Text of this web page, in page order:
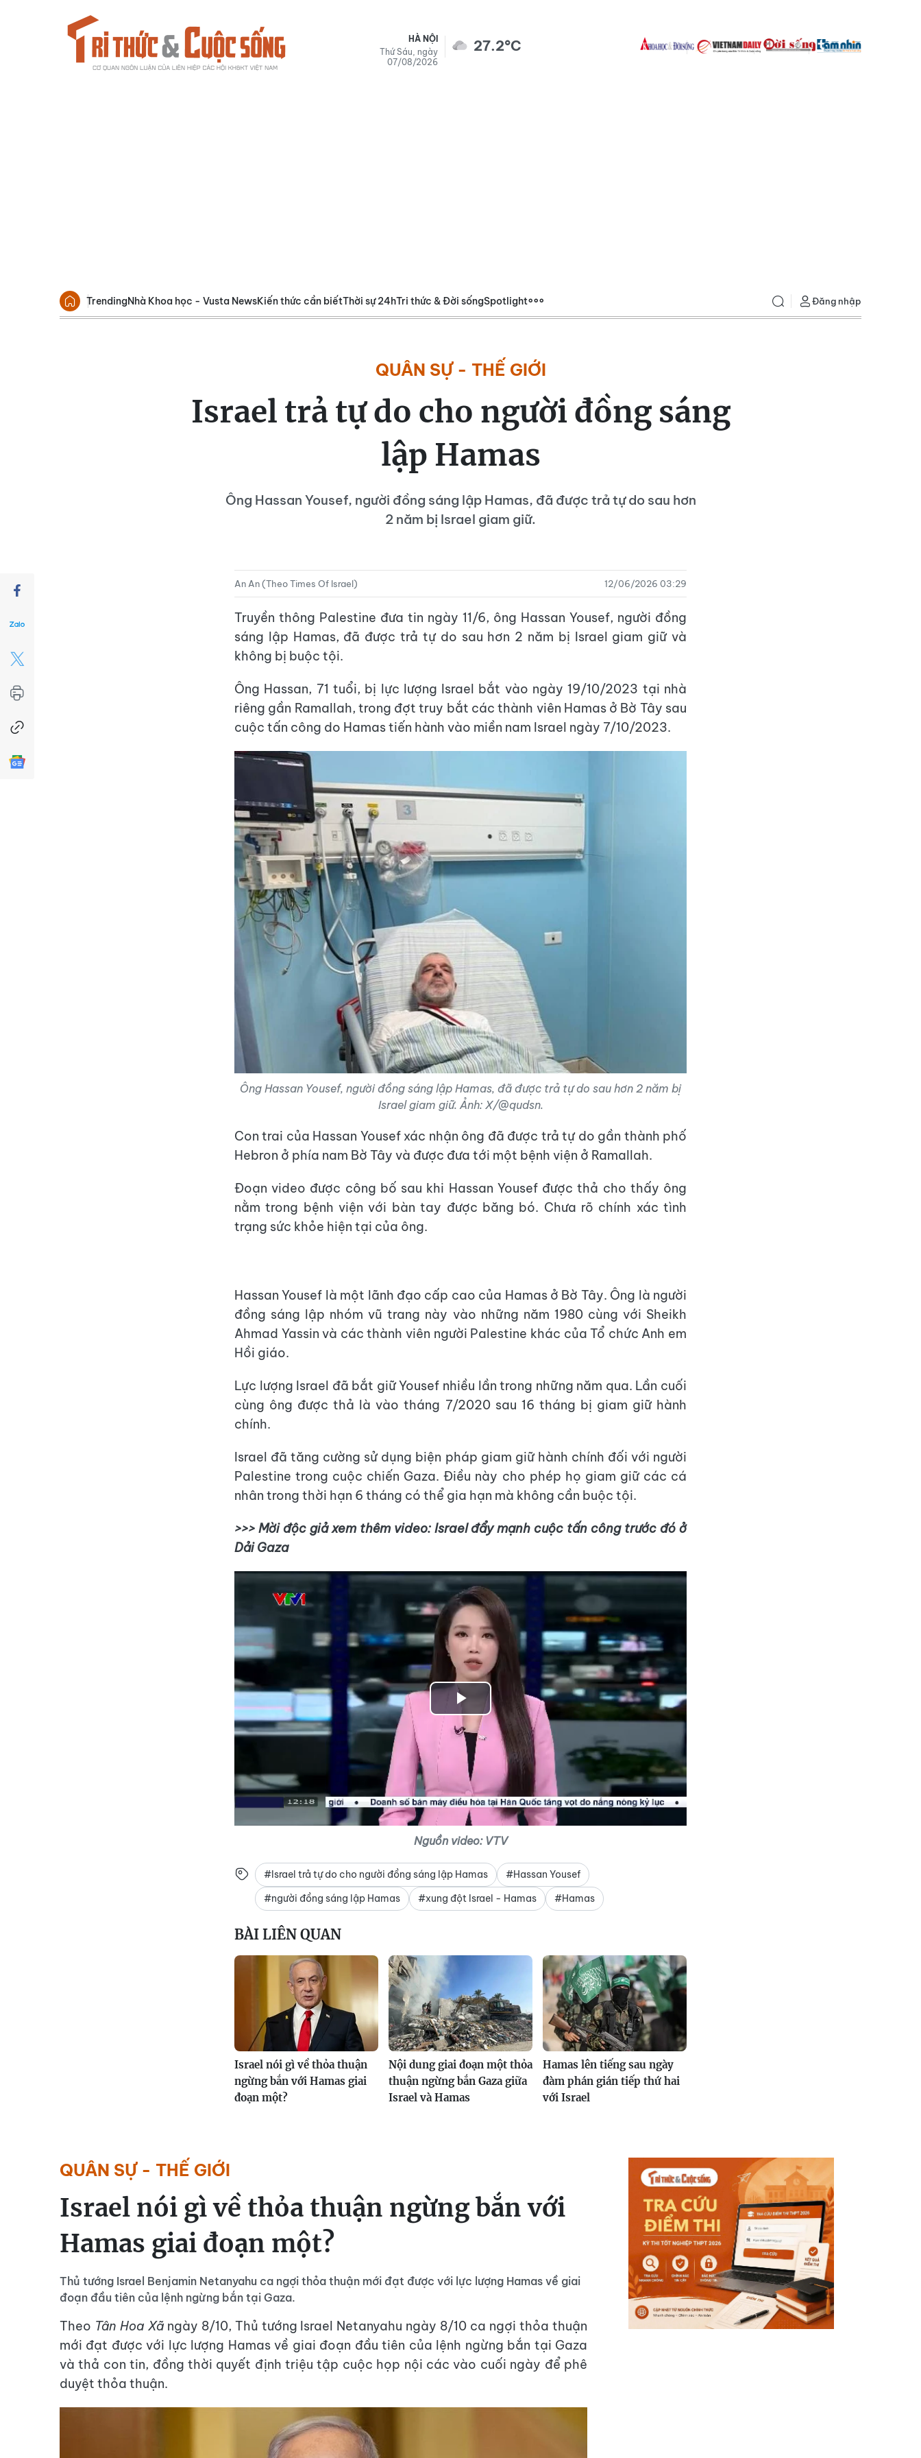
HÀ NỘI
Thứ Sáu, ngày
07/08/2026
27.2°C
TrendingNhà Khoa học - Vusta NewsKiến thức cần biếtThời sự 24hTri thức & Đời sốngSpotlight Đăng nhập
QUÂN SỰ - THẾ GIỚI
Israel trả tự do cho người đồng sáng
lập Hamas
Ông Hassan Yousef, người đồng sáng lập Hamas, đã được trả tự do sau hơn
2 năm bị Israel giam giữ.
An An (Theo Times Of Israel) 12/06/2026 03:29
Truyền thông Palestine đưa tin ngày 11/6, ông Hassan Yousef, người đồng
sáng lập Hamas, đã được trả tự do sau hơn 2 năm bị Israel giam giữ và
không bị buộc tội.
Ông Hassan, 71 tuổi, bị lực lượng Israel bắt vào ngày 19/10/2023 tại nhà
riêng gần Ramallah, trong đợt truy bắt các thành viên Hamas ở Bờ Tây sau
cuộc tấn công do Hamas tiến hành vào miền nam Israel ngày 7/10/2023.
Ông Hassan Yousef, người đồng sáng lập Hamas, đã được trả tự do sau hơn 2 năm bị
Israel giam giữ. Ảnh: X/@qudsn.
Con trai của Hassan Yousef xác nhận ông đã được trả tự do gần thành phố
Hebron ở phía nam Bờ Tây và được đưa tới một bệnh viện ở Ramallah.
Đoạn video được công bố sau khi Hassan Yousef được thả cho thấy ông
nằm trong bệnh viện với bàn tay được băng bó. Chưa rõ chính xác tình
trạng sức khỏe hiện tại của ông.
Hassan Yousef là một lãnh đạo cấp cao của Hamas ở Bờ Tây. Ông là người
đồng sáng lập nhóm vũ trang này vào những năm 1980 cùng với Sheikh
Ahmad Yassin và các thành viên người Palestine khác của Tổ chức Anh em
Hồi giáo.
Lực lượng Israel đã bắt giữ Yousef nhiều lần trong những năm qua. Lần cuối
cùng ông được thả là vào tháng 7/2020 sau 16 tháng bị giam giữ hành
chính.
Israel đã tăng cường sử dụng biện pháp giam giữ hành chính đối với người
Palestine trong cuộc chiến Gaza. Điều này cho phép họ giam giữ các cá
nhân trong thời hạn 6 tháng có thể gia hạn mà không cần buộc tội.
>>> Mời độc giả xem thêm video: Israel đẩy mạnh cuộc tấn công trước đó ở
Dải Gaza
Play
Video
Nguồn video: VTV
#Israel trả tự do cho người đồng sáng lập Hamas
#Hassan Yousef
#người đồng sáng lập Hamas
#xung đột Israel - Hamas #Hamas
BÀI LIÊN QUAN
Israel nói gì về thỏa thuận
ngừng bắn với Hamas giai
đoạn một?
Nội dung giai đoạn một thỏa
thuận ngừng bắn Gaza giữa
Israel và Hamas
Hamas lên tiếng sau ngày
đàm phán gián tiếp thứ hai
với Israel
QUÂN SỰ - THẾ GIỚI
Israel nói gì về thỏa thuận ngừng bắn với
Hamas giai đoạn một?
Thủ tướng Israel Benjamin Netanyahu ca ngợi thỏa thuận mới đạt được với lực lượng Hamas về giai
đoạn đầu tiên của lệnh ngừng bắn tại Gaza.
Theo Tân Hoa Xãngày 8/10, Thủ tướng Israel Netanyahu ngày 8/10 ca ngợi thỏa thuận
mới đạt được với lực lượng Hamas về giai đoạn đầu tiên của lệnh ngừng bắn tại Gaza
và thả con tin, đồng thời quyết định triệu tập cuộc họp nội các vào cuối ngày để phê
duyệt thỏa thuận.